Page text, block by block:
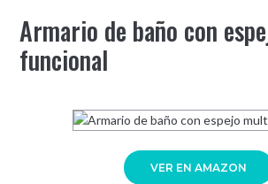
Armario de baño con
funcional
VER EN AMAZON